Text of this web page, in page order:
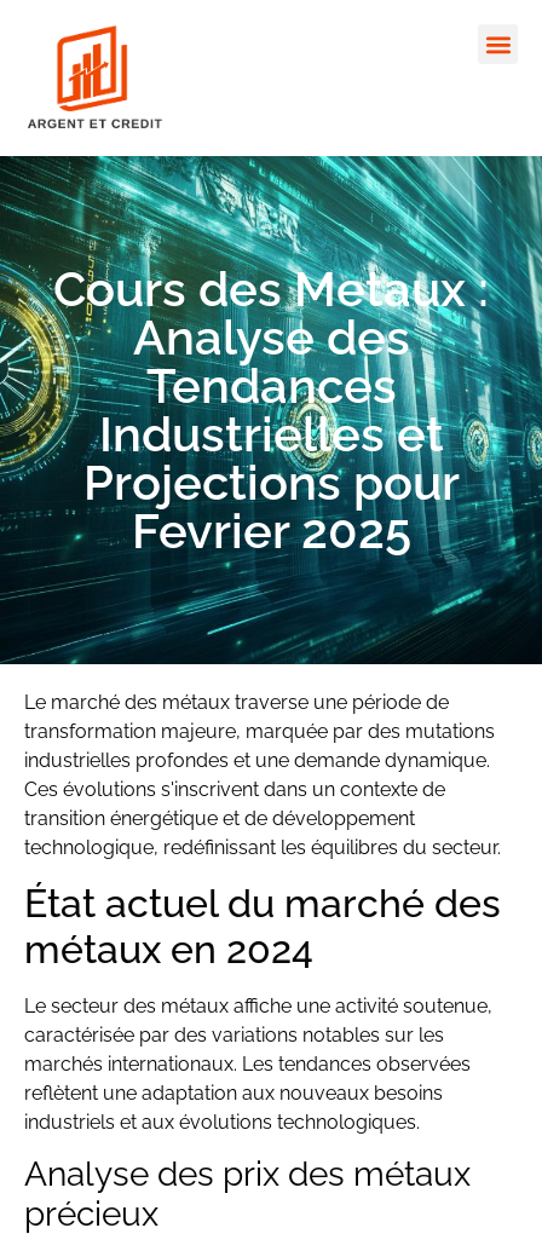
Cours des Metaux :
Analyse des
Tendances
Industrielles et
Projections pour
Fevrier 2025
Le marché des métaux traverse une période de
transformation majeure, marquée par des mutations
industrielles profondes et une demande dynamique.
Ces évolutions s'inscrivent dans un contexte de
transition énergétique et de développement
technologique, redéfinissant les équilibres du secteur.
État actuel du marché des
métaux en 2024
Le secteur des métaux affiche une activité soutenue,
caractérisée par des variations notables sur les
marchés internationaux. Les tendances observées
reflètent une adaptation aux nouveaux besoins
industriels et aux évolutions technologiques.
Analyse des prix des métaux
précieux